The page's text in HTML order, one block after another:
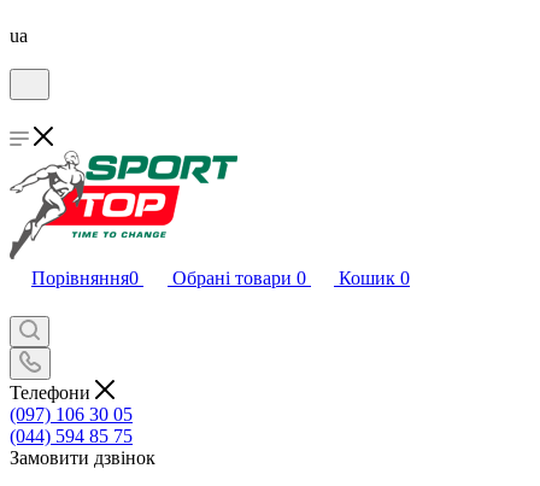
ua
Порівняння0 Обрані товари 0 Кошик 0
Телефони
(097) 106 30 05
(044) 594 85 75
Замовити дзвінок